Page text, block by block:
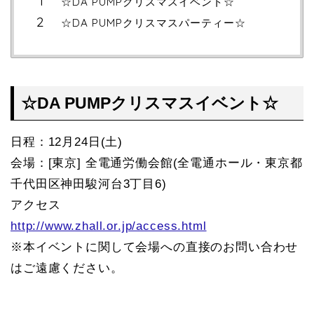
☆DA PUMPクリスマスパーティー☆
☆DA PUMPクリスマスイベント☆
日程：12月24日(土)
会場：[東京] 全電通労働会館(全電通ホール・東京都
千代田区神田駿河台3丁目6)
アクセス
http://www.zhall.or.jp/access.html
※本イベントに関して会場への直接のお問い合わせ
はご遠慮ください。